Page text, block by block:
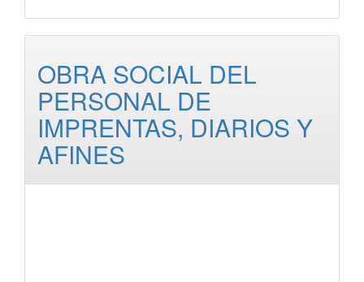
OBRA SOCIAL DEL
PERSONAL DE
IMPRENTAS, DIARIOS Y
AFINES